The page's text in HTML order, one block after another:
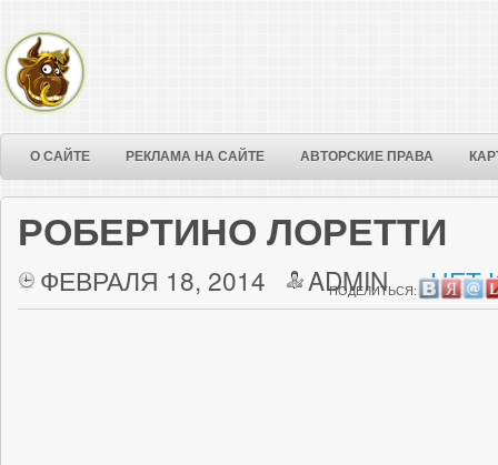
О САЙТЕ РЕКЛАМА НА САЙТЕ АВТОРСКИЕ ПРАВА
РОБЕРТИНО ЛОРЕТТИ
ФЕВРАЛЯ 18, 2014 ADMIN НЕТ
ПОДЕЛИТЬСЯ: